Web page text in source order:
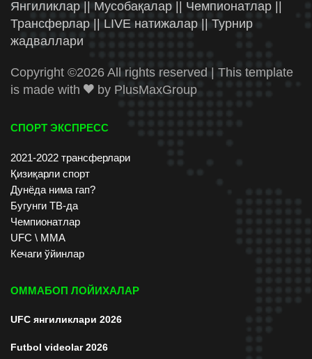
Янгиликлар || Мусобақалар || Чемпионатлар ||
Трансферлар || LIVE натижалар || Турнир
жадваллари
Copyright ©2026 All rights reserved | This template
is made with
by PlusMaxGroup
СПОРТ ЭКСПРЕСС
2021-2022 трансферлари
Қизиқарли спорт
Дунёда нима гап?
Бугунги ТВ-да
Чемпионатлар
UFC \ ММА
Кечаги ўйинлар
ОММАБОП ЛОЙИХАЛАР
UFC янгиликлари 2026
Futbol videolar 2026